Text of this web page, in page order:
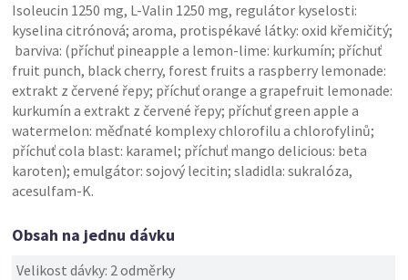
Isoleucin 1250 mg, L-Valin 1250 mg, regulátor kyselosti:
kyselina citrónová; aroma, protispékavé látky: oxid křemičitý;
barviva: (příchuť pineapple a lemon-lime: kurkumín; příchuť
fruit punch, black cherry, forest fruits a raspberry lemonade:
extrakt z červené řepy; příchuť orange a grapefruit lemonade:
kurkumín a extrakt z červené řepy; příchuť green apple a
watermelon: měďnaté komplexy chlorofilu a chlorofylinů;
příchuť cola blast: karamel; příchuť mango delicious: beta
karoten); emulgátor: sojový lecitin; sladidla: sukralóza,
acesulfam-K.
Obsah na jednu dávku
Velikost dávky: 2 odměrky